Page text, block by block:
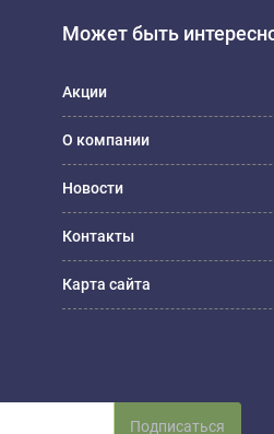
Может быть
Акции
О компании
Новости
Контакты
Карта сайта
Подписаться